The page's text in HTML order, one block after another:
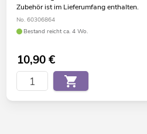
Zubehör ist im Lieferumfang enthalten.
No. 60306864
Bestand reicht ca. 4 Wo.
10,90€